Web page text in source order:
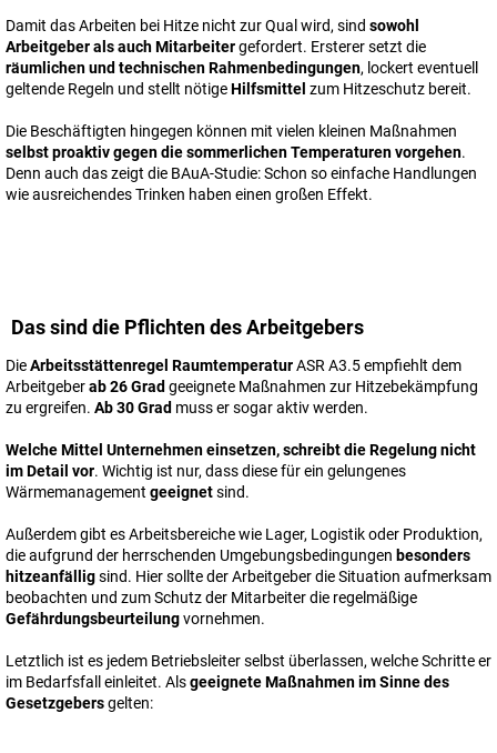
Damit das Arbeiten bei Hitze nicht zur Qual wird, sind sowohl
Arbeitgeber als auch Mitarbeitergefordert. Ersterer setzt die
räumlichen und technischen Rahmenbedingungen, lockert eventuell
geltende Regeln und stellt nötigeHilfsmittel zum Hitzeschutz bereit.
Die Beschäftigten hingegen können mit vielen kleinen Maßnahmen
selbst proaktiv gegen die sommerlichen Temperaturen vorgehen.
Denn auch das zeigt die BAuA-Studie: Schon so einfache Handlungen
wie ausreichendes Trinken haben einen großen Effekt.
Das sind die Pflichten des Arbeitgebers
DieArbeitsstättenregel RaumtemperaturASR A3.5 empfiehlt dem
Arbeitgeberab 26 Grad geeignete Maßnahmen zur Hitzebekämpfung
zu ergreifen. Ab 30 Grad muss er sogar aktiv werden.
Welche Mittel Unternehmen einsetzen, schreibt die Regelung nicht
im Detail vor. Wichtig ist nur, dass diese für ein gelungenes
Wärmemanagement geeignetsind.
Außerdem gibt es Arbeitsbereiche wie Lager, Logistik oder Produktion,
die aufgrund der herrschenden Umgebungsbedingungen besonders
hitzeanfälligsind. Hier sollte der Arbeitgeber die Situation aufmerksam
beobachten und zum Schutz der Mitarbeiter die regelmäßige
Gefährdungsbeurteilungvornehmen.
Letztlich ist es jedem Betriebsleiter selbst überlassen, welche Schritte er
im Bedarfsfall einleitet. Alsgeeignete Maßnahmen im Sinne des
Gesetzgebersgelten: